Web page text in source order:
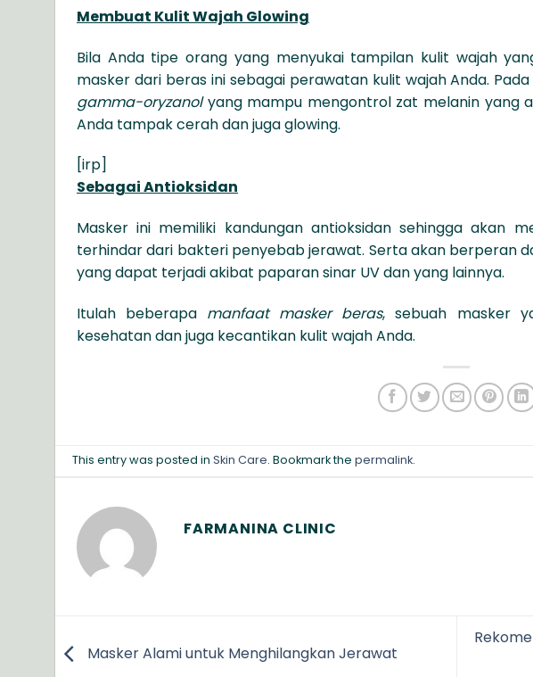
Membuat Kulit Wajah Glowing
Bila Anda tipe orang yang menyukai tampilan kulit wajah
masker dari beras ini sebagai perawatan kulit wajah Anda.
gamma-oryzanolyang mampu mengontrol zat melanin yang
Anda tampak cerah dan juga glowing.
[irp]
Sebagai Antioksidan
Masker ini memiliki kandungan antioksidan sehingga akan
terhindar dari bakteri penyebab jerawat. Serta akan berperan
yang dapat terjadi akibat paparan sinar UV dan yang lainnya.
Itulah beberapa manfaat masker beras, sebuah masker
kesehatan dan juga kecantikan kulit wajah Anda.
This entry was posted inSkin Care. Bookmark thepermalink.
FARMANINA CLINIC
Masker Alami untuk Menghilangkan Jerawat